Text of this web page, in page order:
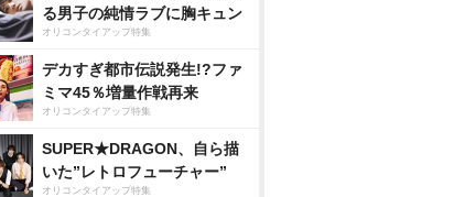
る男子の純情ラブに胸キュン
オリコンタイアップ特集
デカすぎ都市伝説発生!?ファ
ミマ45％増量作戦再来
オリコンタイアップ特集
SUPER★DRAGON、自ら描
いた”レトロフューチャー”
オリコンタイアップ特集